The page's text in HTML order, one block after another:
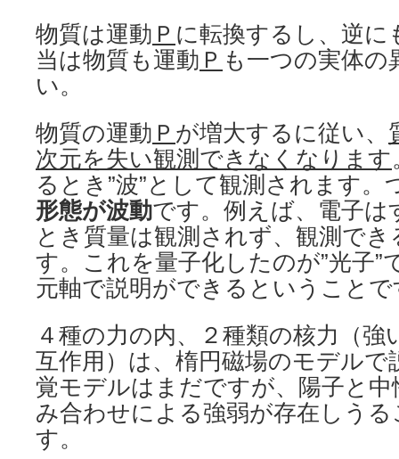
物質は運動 Ｐ に転換するし、逆
当は物質も運動 Ｐ も一つの実体
い。
物質の運動 Ｐ が増大するに従い、
次元を失い観測できなくなります
るとき”波”として観測されます。
形態が波動です。例えば、電子は
とき質量は観測されず、観測でき
す。これを量子化したのが”光子”
元軸で説明ができるということで
４種の力の内、２種類の核力（強
互作用）は、楕円磁場のモデルで
覚モデルはまだですが、陽子と
み合わせによる強弱が存在しう
す。